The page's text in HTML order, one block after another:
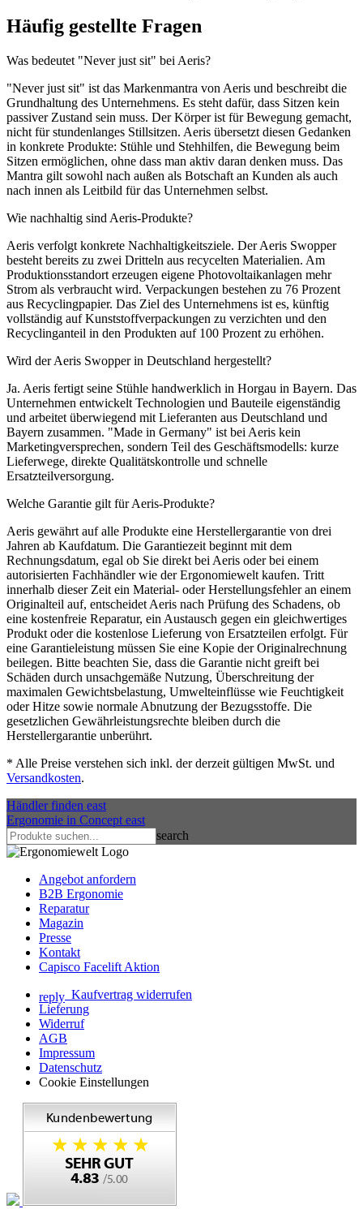
Häufig gestellte Fragen
Was bedeutet "Never just sit" bei Aeris?
"Never just sit" ist das Markenmantra von Aeris und beschreibt die
Grundhaltung des Unternehmens. Es steht dafür, dass Sitzen kein
passiver Zustand sein muss. Der Körper ist für Bewegung gemacht,
nicht für stundenlanges Stillsitzen. Aeris übersetzt diesen Gedanken
in konkrete Produkte: Stühle und Stehhilfen, die Bewegung beim
Sitzen ermöglichen, ohne dass man aktiv daran denken muss. Das
Mantra gilt sowohl nach außen als Botschaft an Kunden als auch
nach innen als Leitbild für das Unternehmen selbst.
Wie nachhaltig sind Aeris-Produkte?
Aeris verfolgt konkrete Nachhaltigkeitsziele. Der Aeris Swopper
besteht bereits zu zwei Dritteln aus recycelten Materialien. Am
Produktionsstandort erzeugen eigene Photovoltaikanlagen mehr
Strom als verbraucht wird. Verpackungen bestehen zu 76 Prozent
aus Recyclingpapier. Das Ziel des Unternehmens ist es, künftig
vollständig auf Kunststoffverpackungen zu verzichten und den
Recyclinganteil in den Produkten auf 100 Prozent zu erhöhen.
Wird der Aeris Swopper in Deutschland hergestellt?
Ja. Aeris fertigt seine Stühle handwerklich in Horgau in Bayern. Das
Unternehmen entwickelt Technologien und Bauteile eigenständig
und arbeitet überwiegend mit Lieferanten aus Deutschland und
Bayern zusammen. "Made in Germany" ist bei Aeris kein
Marketingversprechen, sondern Teil des Geschäftsmodells: kurze
Lieferwege, direkte Qualitätskontrolle und schnelle
Ersatzteilversorgung.
Welche Garantie gilt für Aeris-Produkte?
Aeris gewährt auf alle Produkte eine Herstellergarantie von drei
Jahren ab Kaufdatum. Die Garantiezeit beginnt mit dem
Rechnungsdatum, egal ob Sie direkt bei Aeris oder bei einem
autorisierten Fachhändler wie der Ergonomiewelt kaufen. Tritt
innerhalb dieser Zeit ein Material- oder Herstellungsfehler an einem
Originalteil auf, entscheidet Aeris nach Prüfung des Schadens, ob
eine kostenfreie Reparatur, ein Austausch gegen ein gleichwertiges
Produkt oder die kostenlose Lieferung von Ersatzteilen erfolgt. Für
eine Garantieleistung müssen Sie eine Kopie der Originalrechnung
beilegen. Bitte beachten Sie, dass die Garantie nicht greift bei
Schäden durch unsachgemäße Nutzung, Überschreitung der
maximalen Gewichtsbelastung, Umwelteinflüsse wie Feuchtigkeit
oder Hitze sowie normale Abnutzung der Bezugsstoffe. Die
gesetzlichen Gewährleistungsrechte bleiben durch die
Herstellergarantie unberührt.
* Alle Preise verstehen sich inkl. der derzeit gültigen MwSt. und
Versandkosten.
Händler finden east
Ergonomie in Concept east
search
Angebot anfordern
B2B Ergonomie
Reparatur
Magazin
Presse
Kontakt
Capisco Facelift Aktion
reply Kaufvertrag widerrufen
Lieferung
Widerruf
AGB
Impressum
Datenschutz
Cookie Einstellungen